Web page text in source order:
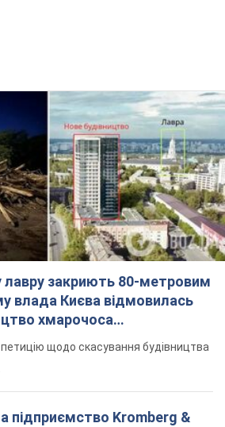
лавру закриють 80-метровим
влада Києва відмовилась
хмарочоса
щодо скасування будівництва
підприємство Kromberg &